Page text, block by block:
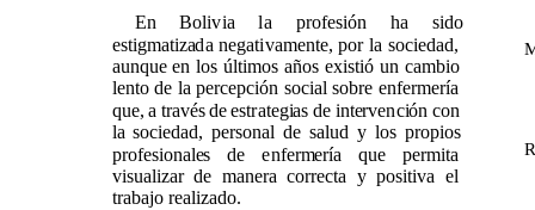
En Bolivia la profesión ha sido
estigmatizada negativamente, por la sociedad,
aunque en los últimos años existió un cambio
lento de la percepción social sobre enfermería
que, a través de estrategias de intervención con
la sociedad, personal de salud y los propios
profesionales de enfermería que permita
visualizar de manera correcta y positiva el
trabajo realizado.